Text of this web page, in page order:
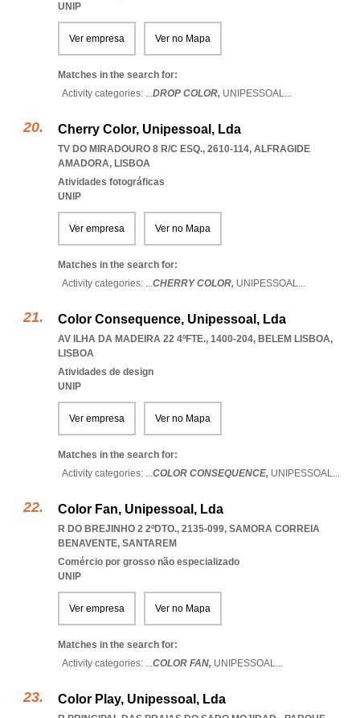
UNIP
Ver empresa Ver no Mapa
Matches in the search for:
Activity categories: ...DROP COLOR, UNIPESSOAL...
Cherry Color, Unipessoal, Lda
TV DO MIRADOURO 8 R/C ESQ., 2610-114, ALFRAGIDE
AMADORA, LISBOA
Atividades fotográficas
UNIP
Ver empresa Ver no Mapa
Matches in the search for:
Activity categories: ...CHERRY COLOR, UNIPESSOAL...
Color Consequence, Unipessoal, Lda
AV ILHA DA MADEIRA 22 4ºFTE., 1400-204, BELEM LISBOA,
LISBOA
Atividades de design
UNIP
Ver empresa Ver no Mapa
Matches in the search for:
Activity categories: ...COLOR CONSEQUENCE, UNIPESSOAL...
Color Fan, Unipessoal, Lda
R DO BREJINHO 2 2ºDTO., 2135-099, SAMORA CORREIA
BENAVENTE, SANTAREM
Comércio por grosso não especializado
UNIP
Ver empresa Ver no Mapa
Matches in the search for:
Activity categories: ...COLOR FAN, UNIPESSOAL...
Color Play, Unipessoal, Lda